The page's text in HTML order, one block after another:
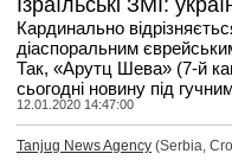
Кардинально
діаспоральним
Так, «Арутц Шева» (7-й
сьогодні новину під
12.01.2020 14:47:00
Tanjug News Agency (Serbia,